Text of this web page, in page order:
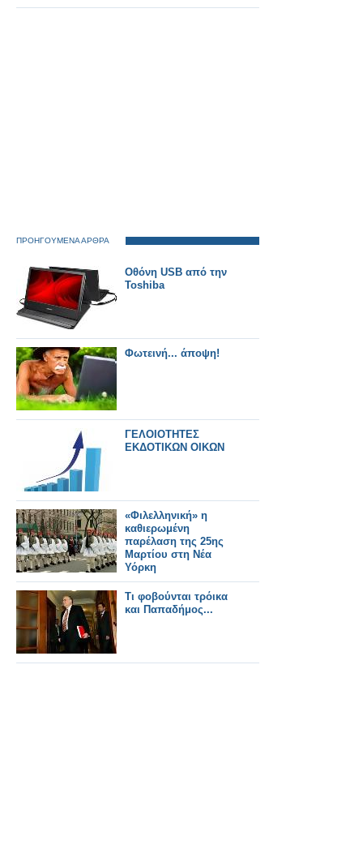
ΠΡΟΗΓΟΥΜΕΝΑ ΑΡΘΡΑ
Οθόνη USB από την
Toshiba
Φωτεινή... άποψη!
ΓΕΛΟΙΟΤΗΤΕΣ
ΕΚΔΟΤΙΚΩΝ ΟΙΚΩΝ
«Φιλελληνική» η
καθιερωμένη
παρέλαση της 25ης
Μαρτίου στη Νέα
Υόρκη
Τι φοβούνται τρόικα
και Παπαδήμος...